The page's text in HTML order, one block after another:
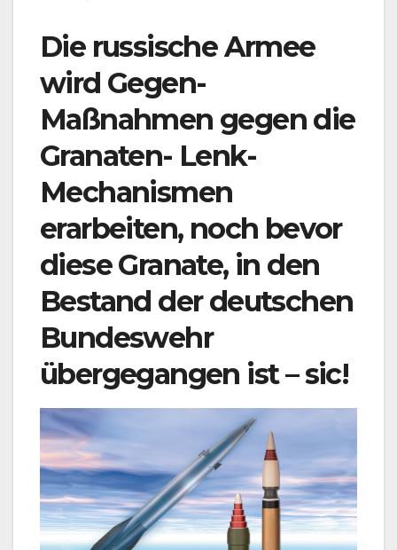
Die russische Armee
wird Gegen-
Maßnahmen gegen die
Granaten- Lenk-
Mechanismen
erarbeiten, noch bevor
diese Granate, in den
Bestand der deutschen
Bundeswehr
übergegangen ist – sic!